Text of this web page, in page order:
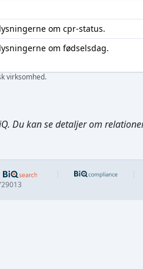
om cpr-status.
om fødselsdag.
virksomhed.
kan se detaljer om